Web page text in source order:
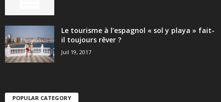
Le tourisme à l’espagnol « sol y playa » fait-
il toujours rêver ?
Juil 19, 2017
POPULAR CATEGORY